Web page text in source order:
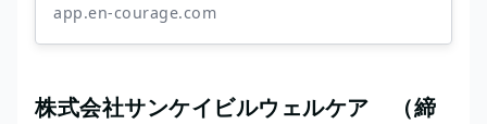
app.en-courage.com
株式会社サンケイビルウェルケア （締